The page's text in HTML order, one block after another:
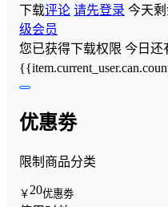
下载评论 请先登录 今天
级会员
您已获得下载权限 今日还
优惠劵
限制商品分类
￥ 20优惠劵